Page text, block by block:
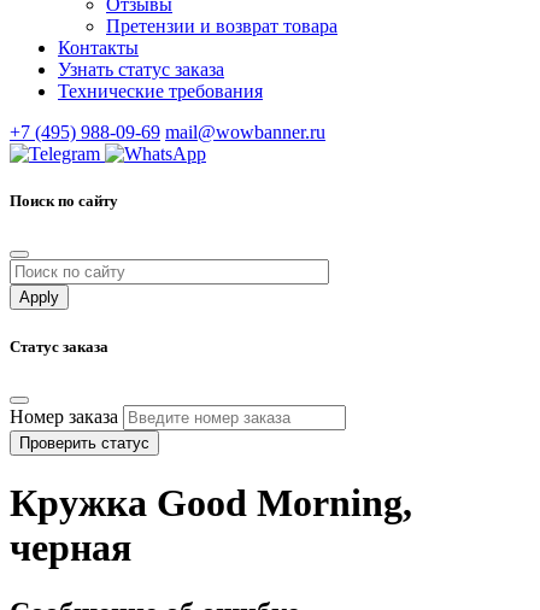
Отзывы
Претензии и возврат товара
Контакты
Узнать статус заказа
Технические требования
+7 (495) 988-09-69 mail@wowbanner.ru
Поиск по сайту
Статус заказа
Номер заказа
Проверить статус
Кружка Good Morning,
черная